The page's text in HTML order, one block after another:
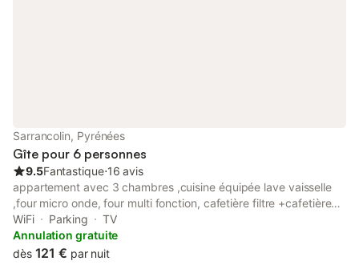
Sarrancolin, Pyrénées
Gîte pour 6 personnes
9.5Fantastique⋅16 avis
appartement avec 3 chambres ,cuisine équipée lave vaisselle
,four micro onde, four multi fonction, cafetière filtre +cafetière
Senseo, frigo congélateur ,appareil à fondue ,appareil à
raclette, salle de bains avec douche ,toilette séparé. Logement
classé 3 étoiles meublé de tourisme. possibilité de location des
WiFi Parking
TV
Annulation gratuite
dès 121 € par nuit